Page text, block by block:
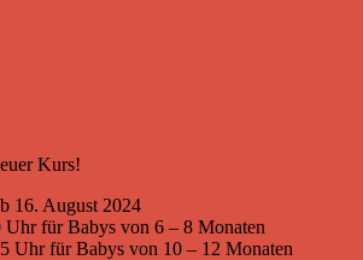
Kurs!
16. August 2024
Uhr für Babys von 6 – 8 Monaten
Uhr für Babys von 10 – 12 Monaten